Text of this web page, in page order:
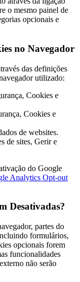
o mesmo painel de
opcionais e
no Navegador
das definições
utilizado:
Cookies e
Cookies e
de websites.
de sites, Gerir e
do Google
Analytics Opt-out
Desativadas?
partes do
formulários,
opcionais forem
funcionalidades
não serão